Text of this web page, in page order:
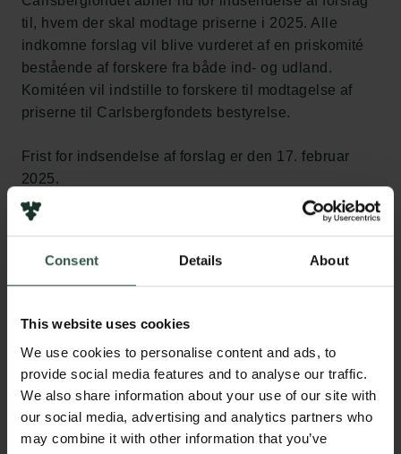
Consent Details About
This website uses cookies
We use cookies to personalise content and ads, to
provide social media features and to analyse our traffic.
We also share information about your use of our site with
our social media, advertising and analytics partners who
may combine it with other information that you’ve
til, hvem der skal modtage priserne i 2025. Alle
indkomne forslag vil blive vurderet af en priskomité
bestående af forskere fra både ind- og udland.
Komitéen vil indstille to forskere til modtagelse af
priserne til Carlsbergfondets bestyrelse.
Frist for indsendelse af forslag er den 17. februar
2025.
Gå til indkaldelsen og find bl.a.
vurderingskriterier, krav til
forslagsstiller samt formalia vedr.
Om Carlsbergfondets
Forskningspriser
I 2025 er det fjortende gang, at Carlsbergfondets